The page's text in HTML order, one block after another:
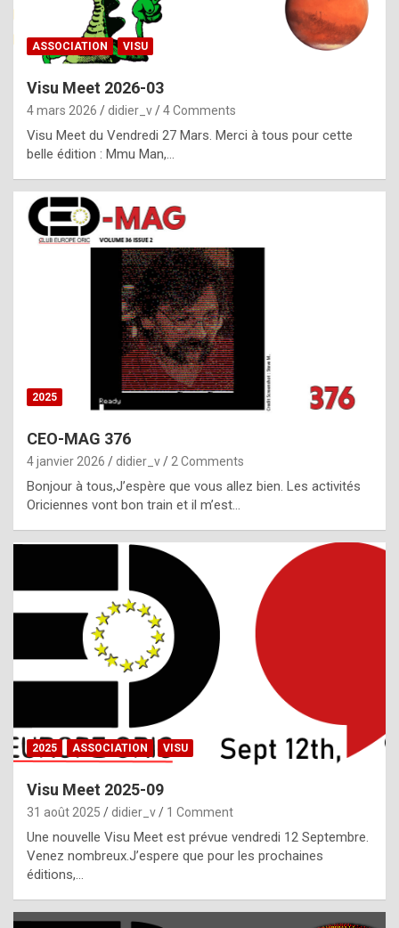
p
l
c
h
i
s
t
o
r
p
e
c
i
l
,
g
h
t
f
ASSOCIATION VISU
Visu Meet 2026-03
4 mars 2026 didier_v 4 Comments
Visu Meet du Vendredi 27 Mars. Merci à tous pour cette
belle édition : Mmu Man,…
2025
CEO-MAG 376
4 janvier 2026 didier_v 2 Comments
Bonjour à tous,J’espère que vous allez bien. Les activités
Oriciennes vont bon train et il m’est…
2025 ASSOCIATION VISU
Visu Meet 2025-09
31 août 2025 didier_v 1 Comment
Une nouvelle Visu Meet est prévue vendredi 12 Septembre.
Venez nombreux.J’espere que pour les prochaines
éditions,…